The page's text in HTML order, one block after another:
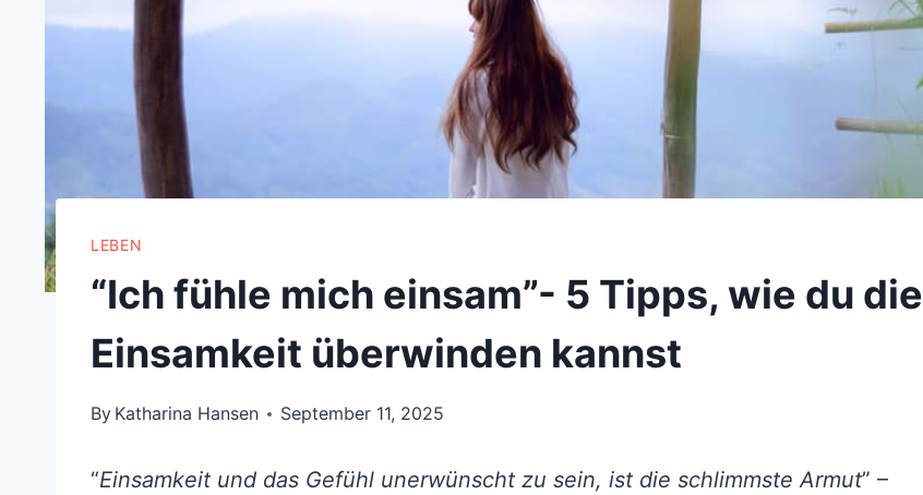
LEBEN
“Ich fühle mich einsam”- 5 Tipps, wie du die
Einsamkeit überwinden kannst
By Katharina Hansen September 11, 2025
“Einsamkeit und das Gefühl unerwünscht zu sein, ist die schlimmste Armut” –